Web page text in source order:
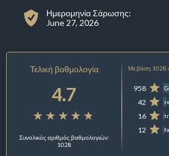
Ημερομηνία Σάρωσης:
June 27, 2026
Τελική βαθμολογία
4.7
Συνολικός αριθμός βαθμολογιών:
1028
Με βάση 1028
958
42
16
12